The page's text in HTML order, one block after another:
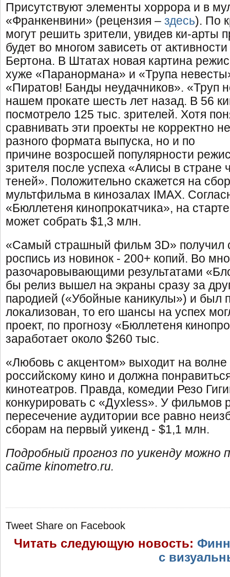
Присутствуют элементы хоррора и в
«Франкенвини» (рецензия – здесь). По
могут решить зрители, увидев ки-арты
будет во многом зависеть от
Бертона. В Штатах новая картина
хуже «Паранормана» и «Трупа
«Пиратов! Банды неудачников». «Труп
нашем прокате шесть лет назад. В 56
посмотрело 125 тыс. зрителей. Хотя
сравнивать эти проекты не корректно
разного формата выпуска, но и по
причине возросшей популярности
зрителя после успеха «Алисы в стране
теней». Положительно скажется на
мультфильма в кинозалах IMAX.
«Бюллетеня кинопрокатчика», на
может собрать $1,3 млн.
«Самый страшный фильм 3D» получил
роспись из новинок - 200+ копий. Во
разочаровывающими результатами
бы релиз вышел на экраны сразу за
пародией («Убойные каникулы») и был
локализован, то его шансы на успех
проект, по прогнозу «Бюллетеня
заработает около $260 тыс.
«Любовь с акцентом» выходит на волне
российскому кино и должна
кинотеатров. Правда, комедии Резо
конкурировать с «Духless». У фильмов
пересечение аудитории все равно
сборам на первый уикенд - $1,1 млн.
Подробный прогноз по уикенду можно
сайте kinometro.ru.
Tweet Share on Facebook
Читать следующую новость:
с